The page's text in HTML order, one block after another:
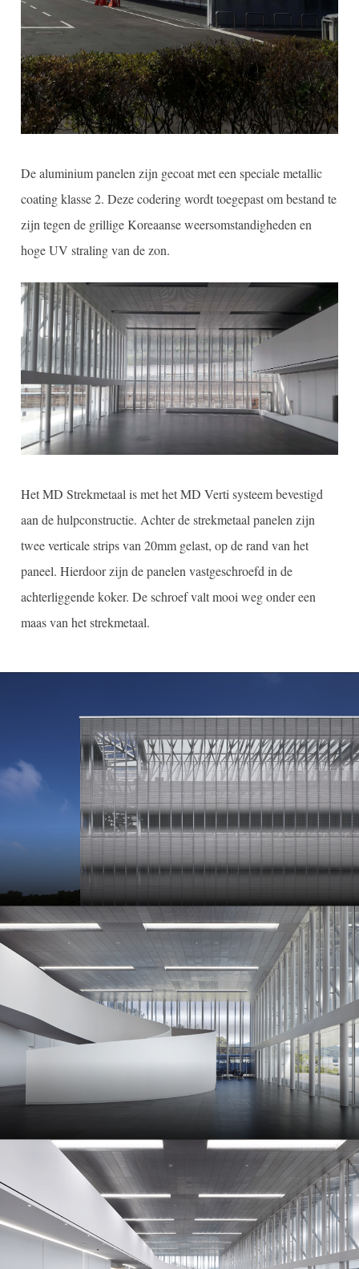
De aluminium panelen zijn gecoat met een speciale metallic
coating klasse 2. Deze codering wordt toegepast om bestand te
zijn tegen de grillige Koreaanse weersomstandigheden en
hoge UV straling van de zon.
Het MD Strekmetaal is met het MD Verti systeem bevestigd
aan de hulpconstructie. Achter de strekmetaal panelen zijn
twee verticale strips van 20mm gelast, op de rand van het
paneel. Hierdoor zijn de panelen vastgeschroefd in de
achterliggende koker. De schroef valt mooi weg onder een
maas van het strekmetaal.